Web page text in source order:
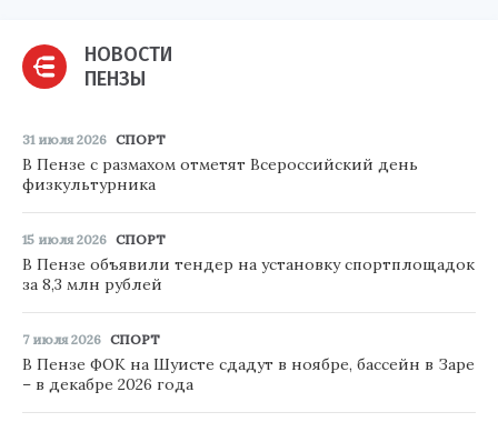
НОВОСТИ
ПЕНЗЫ
31 июля 2026 СПОРТ
В Пензе с размахом отметят Всероссийский день
физкультурника
15 июля 2026 СПОРТ
В Пензе объявили тендер на установку спортплощадок
за 8,3 млн рублей
7 июля 2026 СПОРТ
В Пензе ФОК на Шуисте сдадут в ноябре, бассейн в Заре
– в декабре 2026 года